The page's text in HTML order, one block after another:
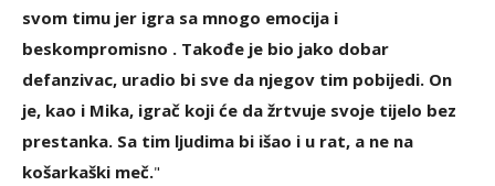
svom timu jer igra sa mnogo emocija i
beskompromisno . Takođe je bio jako dobar
defanzivac, uradio bi sve da njegov tim pobijedi. On
je, kao i Mika, igrač koji će da žrtvuje svoje tijelo bez
prestanka. Sa tim ljudima bi išao i u rat, a ne na
košarkaški meč."